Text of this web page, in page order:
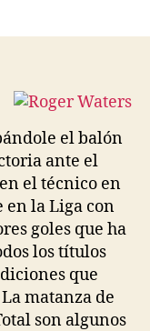
el balón
ante el
el técnico en
la Liga con
goles que ha
los títulos
que
matanza de
son algunos